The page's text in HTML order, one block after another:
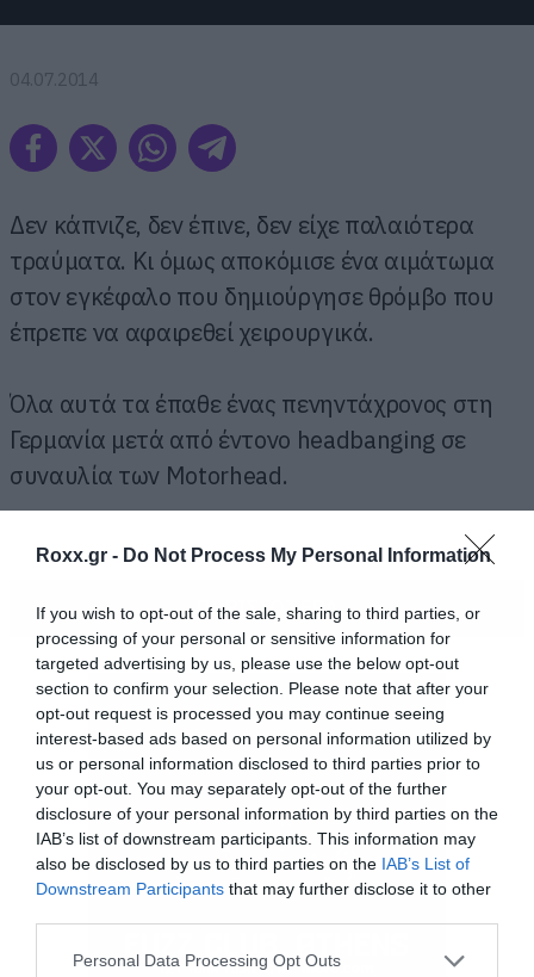
Roxx.gr - Do Not Process My Personal Information
If you wish to opt-out of the sale, sharing to third parties, or
processing of your personal or sensitive information for
targeted advertising by us, please use the below opt-out
section to confirm your selection. Please note that after your
opt-out request is processed you may continue seeing
interest-based ads based on personal information utilized by
us or personal information disclosed to third parties prior to
your opt-out. You may separately opt-out of the further
disclosure of your personal information by third parties on the
IAB’s list of downstream participants. This information may
also be disclosed by us to third parties on the IAB’s List of
Downstream Participants that may further disclose it to other
Please note that this website/app uses one or more Google
Personal Data Processing Opt Outs
04.07.2014
Δεν κάπνιζε, δεν έπινε, δεν είχε παλαιότερα
τραύματα. Κι όμως αποκόμισε ένα αιμάτωμα
στον εγκέφαλο που δημιούργησε θρόμβο που
έπρεπε να αφαιρεθεί χειρουργικά.
Όλα αυτά τα έπαθε ένας πενηντάχρονος στη
Γερμανία μετά από έντονο headbanging σε
συναυλία των Motorhead.
ΠΕΡΙΣΣΟΤΕΡΑ